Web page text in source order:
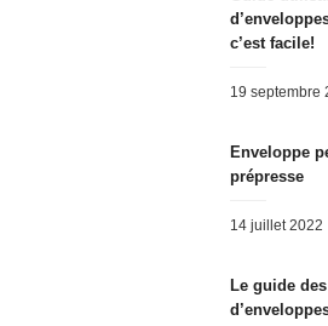
c’est facile!
Posted
19 septembre
Enveloppe
prépresse
Posted
14 juillet 2022
Le guide